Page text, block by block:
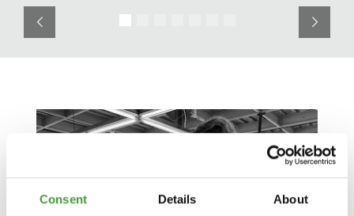
Consent Details About
Chambray
Streifen